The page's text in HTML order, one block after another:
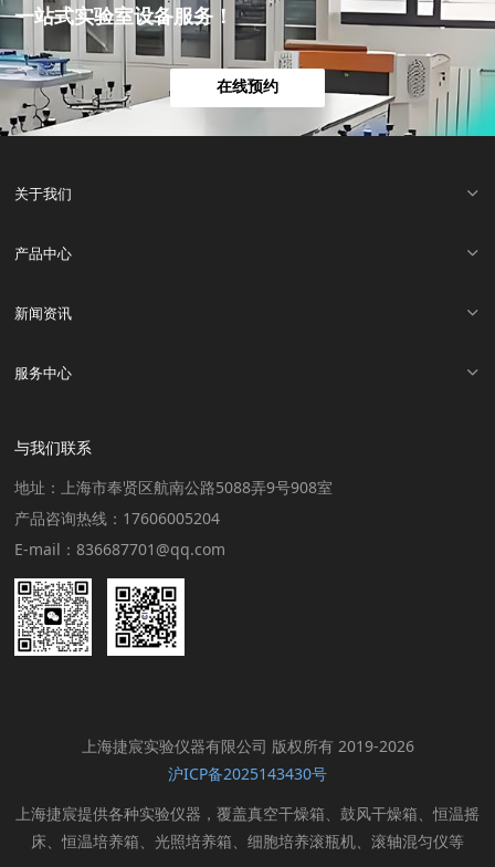
一站式实验室设备服务！
在线预约
关于我们
产品中心
新闻资讯
服务中心
与我们联系
地址：上海市奉贤区航南公路5088弄9号908室
产品咨询热线：17606005204
E-mail：836687701@qq.com
上海捷宸实验仪器有限公司 版权所有 2019-2026
沪ICP备2025143430号
上海捷宸提供各种实验仪器，覆盖真空干燥箱、鼓风干燥箱、恒温摇
床、恒温培养箱、光照培养箱、细胞培养滚瓶机、滚轴混匀仪等